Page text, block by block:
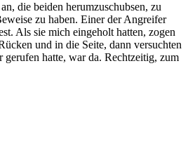
die beiden herumzuschubsen, zu
zu haben. Einer der Angreifer
Als sie mich eingeholt hatten, zogen
und in die Seite, dann versuchten
hatte, war da. Rechtzeitig, zum